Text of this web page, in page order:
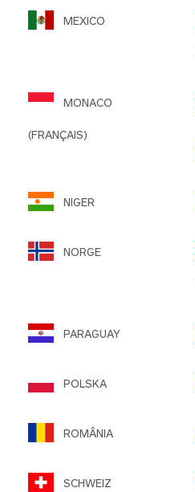
MEXICO
MONACO
(FRANÇAIS)
NIGER
NORGE
PARAGUAY
POLSKA
ROMÂNIA
SCHWEIZ